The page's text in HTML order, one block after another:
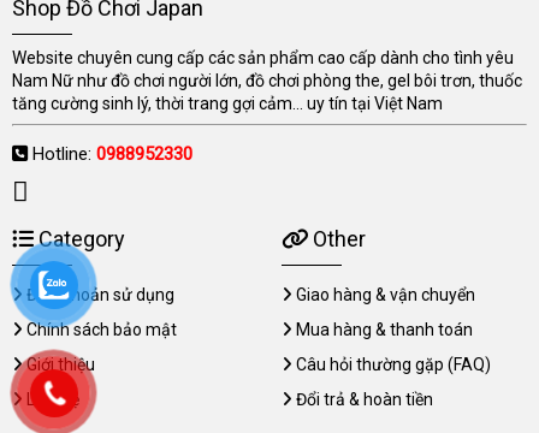
Shop Đồ Chơi Japan
Website chuyên cung cấp các sản phẩm cao cấp dành cho tình yêu
Nam Nữ như đồ chơi người lớn, đồ chơi phòng the, gel bôi trơn, thuốc
tăng cường sinh lý, thời trang gợi cảm... uy tín tại Việt Nam
Hotline: 0988952330
Category
Điều khoản sử dụng
Chính sách bảo mật
Giới thiệu
Liên hệ
Other
Giao hàng & vận chuyển
Mua hàng & thanh toán
Câu hỏi thường gặp (FAQ)
Đổi trả & hoàn tiền